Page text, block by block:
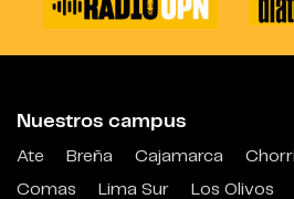
Nuestros campus
Ate Breña Cajamarca
Comas
Lima Sur
Los Olivos